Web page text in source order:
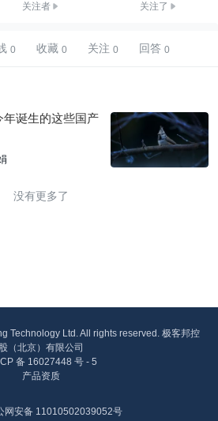
关注者 关注了
收藏 关注 回答
诞生的这些国产
没有更多了
Technology Ltd. All rights reserved. 极客邦控
股（北京）有限公司
备 16027448 号 - 5
产品资质
网安备 11010502039052号